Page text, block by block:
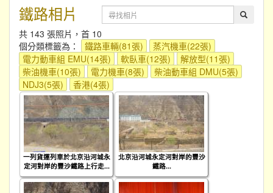
鐵路相片
共 143 張照片，首 10
個分類標籤為：
鐵路車輛(81張)
蒸汽機車(22張)
電力動車組 EMU(14張)
軟臥車(12張)
解放型(11張)
柴油機車(10張)
電力機車(8張)
柴油動車組 DMU(5張)
NDJ3(5張)
香港(4張)
一列貨運列車於北京沿河城永
定河對岸的豐沙鐵路上行走...
北京沿河城永定河對岸的豐沙
鐵路...